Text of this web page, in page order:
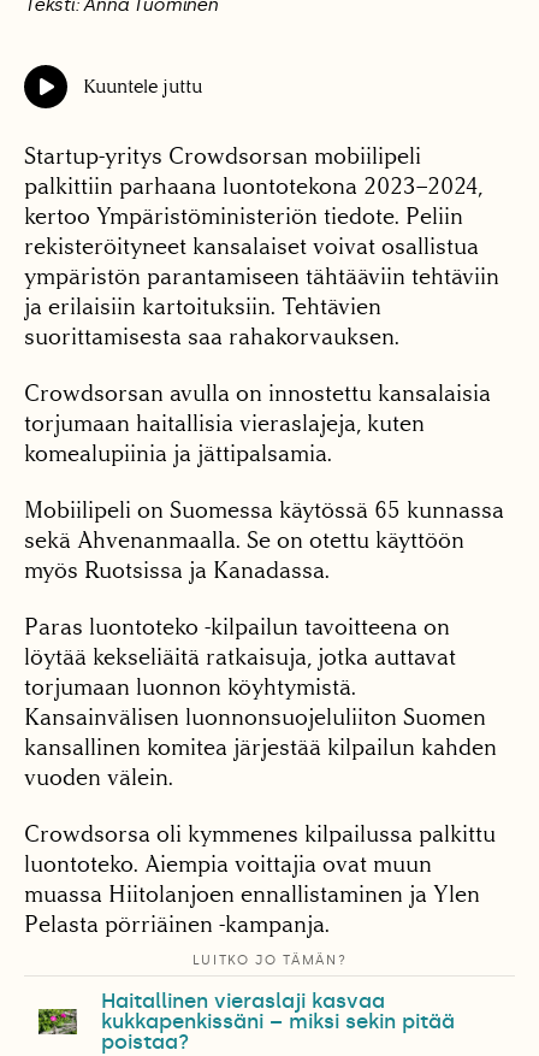
Teksti: Anna Tuominen
Kuuntele juttu
Startup-yritys Crowdsorsan mobiilipeli
palkittiin parhaana luontotekona 2023–2024,
kertoo Ympäristöministeriön tiedote. Peliin
rekisteröityneet kansalaiset voivat osallistua
ympäristön parantamiseen tähtääviin tehtäviin
ja erilaisiin kartoituksiin. Tehtävien
suorittamisesta saa rahakorvauksen.
Crowdsorsan avulla on innostettu kansalaisia
torjumaan haitallisia vieraslajeja, kuten
komealupiinia ja jättipalsamia.
Mobiilipeli on Suomessa käytössä 65 kunnassa
sekä Ahvenanmaalla. Se on otettu käyttöön
myös Ruotsissa ja Kanadassa.
Paras luontoteko -kilpailun tavoitteena on
löytää kekseliäitä ratkaisuja, jotka auttavat
torjumaan luonnon köyhtymistä.
Kansainvälisen luonnonsuojeluliiton Suomen
kansallinen komitea järjestää kilpailun kahden
vuoden välein.
Crowdsorsa oli kymmenes kilpailussa palkittu
luontoteko. Aiempia voittajia ovat muun
muassa Hiitolanjoen ennallistaminen ja Ylen
Pelasta pörriäinen -kampanja.
LUITKO JO TÄMÄN?
Haitallinen vieraslaji kasvaa
kukkapenkissäni – miksi sekin pitää
poistaa?